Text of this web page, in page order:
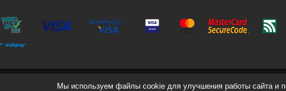
Мы используем файлы cookie для улучшения работы сайта и